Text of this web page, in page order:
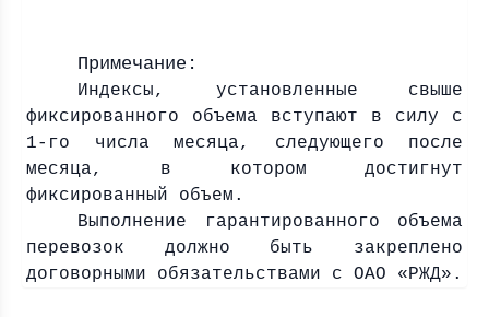
Примечание:
Индексы, установленные свыше
фиксированного объема вступают в силу с
1-го числа месяца, следующего после
месяца, в котором достигнут
фиксированный объем.
Выполнение гарантированного объема
перевозок должно быть закреплено
договорными обязательствами с ОАО «РЖД».